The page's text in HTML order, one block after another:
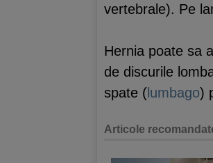
vertebrale). Pe
Hernia poate sa
de discurile
spate (lumbago)
Articole